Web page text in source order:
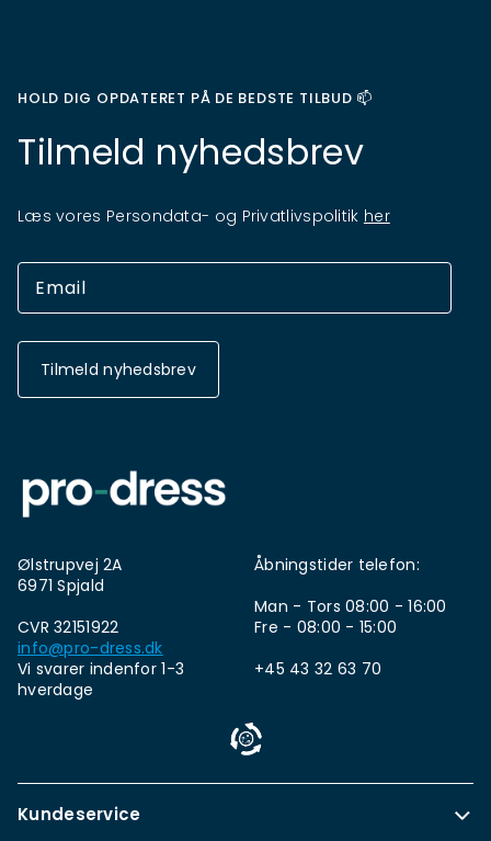
HOLD DIG OPDATERET PÅ DE BEDSTE TILBUD 📫
Tilmeld nyhedsbrev
Læs vores Persondata- og Privatlivspolitik her
Tilmeld nyhedsbrev
Ølstrupvej 2A
6971 Spjald
CVR 32151922
info@pro-dress.dk
Vi svarer indenfor 1-3
hverdage
Åbningstider telefon:
Man - Tors 08:00 - 16:00
Fre - 08:00 - 15:00
+45 43 32 63 70
Kundeservice